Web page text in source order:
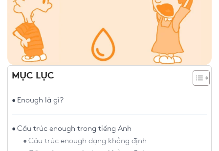
MỤC LỤC
Enough là gì?
Cấu trúc enough trong tiếng Anh
Cấu trúc enough dạng khẳng định